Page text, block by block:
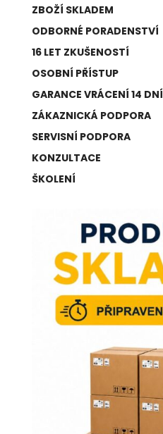
ZBOŽÍ SKLADEM
ODBORNÉ PORADENSTVÍ
16 LET ZKUŠENOSTÍ
OSOBNÍ PŘÍSTUP
GARANCE VRÁCENÍ 14 DNÍ
ZÁKAZNICKÁ PODPORA
SERVISNÍ PODPORA
KONZULTACE
ŠKOLENÍ